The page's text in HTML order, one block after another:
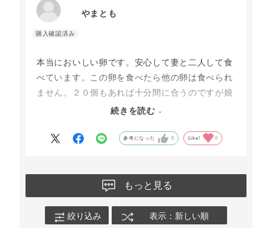
やまとも
本当においしい卵です。安心して妻と二人して食
べています。この卵を食べたら他の卵は食べられ
ません。２０個もあれば十分間に合うのですが娘
のところにも上げるために３０個を取り寄せるこ
す。これからもよろしくお願いします。
続きを読む
参考になった 0 Like! 0
もっと見る
絞り込み 表示：新しい順